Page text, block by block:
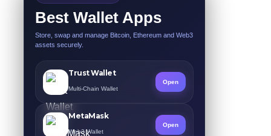
Best Wallet Apps
Store, swap and manage Bitcoin, Ethereum and Web3
assets securely.
Trust Wallet
Multi-Chain Wallet
Open
MetaMask
Web3 Wallet
Open